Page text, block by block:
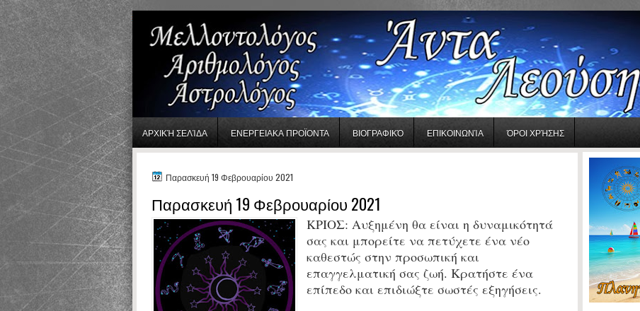
ΑΡΧΙΚΉ ΣΕΛΊΔΑ ΕΝΕΡΓΕΙΑΚΑ ΠΡΟΪΟΝΤΑ ΒΙΟΓΡΑΦΙΚΌ ΕΠΙΚΟΙΝΩΝΊΑ ΌΡΟΙ ΧΡΉΣΗΣ
Παρασκευή 19 Φεβρουαρίου 2021
Παρασκευή 19 Φεβρουαρίου 2021
ΚΡΙΟΣ: Αυξημένη θα είναι η δυναμικότητά
σας και μπορείτε να πετύχετε ένα νέο
καθεστώς στην προσωπική και
επαγγελματική σας ζωή. Κρατήστε ένα
επίπεδο και επιδιώξτε σωστές εξηγήσεις.